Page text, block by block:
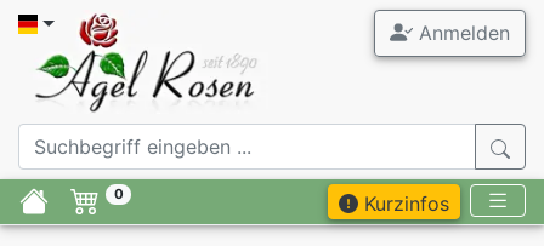
Anmelden
0 Kurzinfos